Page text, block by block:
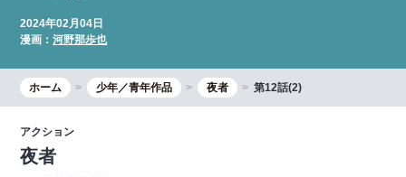
2024年02月04日
漫画：河野那歩也
ホーム 少年／青年作品 夜者 第12話(2)
アクション
夜者